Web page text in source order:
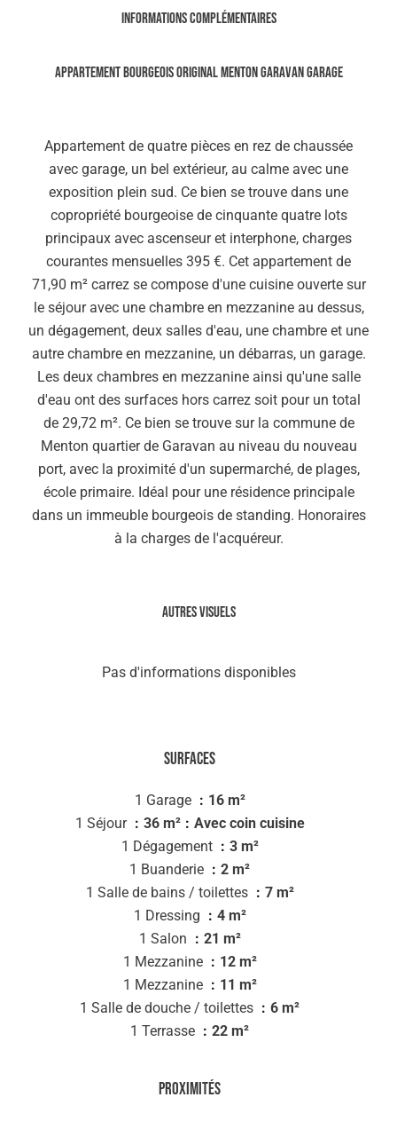
Informations complémentaires
APPARTEMENT BOURGEOIS ORIGINAL MENTON GARAVAN GARAGE
Appartement de quatre pièces en rez de chaussée
avec garage, un bel extérieur, au calme avec une
exposition plein sud. Ce bien se trouve dans une
copropriété bourgeoise de cinquante quatre lots
principaux avec ascenseur et interphone, charges
courantes mensuelles 395 €. Cet appartement de
71,90 m² carrez se compose d'une cuisine ouverte sur
le séjour avec une chambre en mezzanine au dessus,
un dégagement, deux salles d'eau, une chambre et une
autre chambre en mezzanine, un débarras, un garage.
Les deux chambres en mezzanine ainsi qu'une salle
d'eau ont des surfaces hors carrez soit pour un total
de 29,72 m². Ce bien se trouve sur la commune de
Menton quartier de Garavan au niveau du nouveau
port, avec la proximité d'un supermarché, de plages,
école primaire. Idéal pour une résidence principale
dans un immeuble bourgeois de standing. Honoraires
à la charges de l'acquéreur.
Autres visuels
Pas d'informations disponibles
Surfaces
1 Garage
16 m²
1 Séjour
36 m²
Avec coin cuisine
1 Dégagement
3 m²
1 Buanderie
2 m²
1 Salle de bains / toilettes
7 m²
1 Dressing
4 m²
1 Salon
21 m²
1 Mezzanine
12 m²
1 Mezzanine
11 m²
1 Salle de douche / toilettes
6 m²
1 Terrasse
22 m²
Proximités